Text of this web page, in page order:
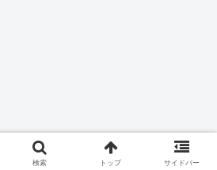
検索 トップ サイドバー